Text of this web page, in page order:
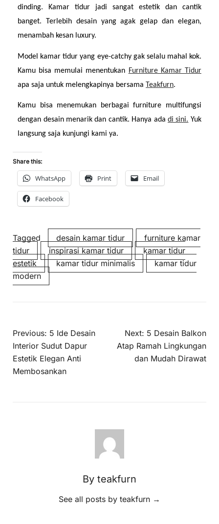
dinding. Kamar tidur jadi sangat estetik dan cantik
banget. Terlebih desain yang agak gelap dan elegan,
menambah kesan luxury.
Model kamar tidur yang eye-catchy gak selalu mahal kok.
Kamu bisa memulai menentukan Furniture Kamar Tidur
apa saja untuk melengkapinya bersama Teakfurn.
Kamu bisa menemukan berbagai furniture multifungsi
dengan desain menarik dan cantik. Hanya ada di sini. Yuk
langsung saja kunjungi kami ya.
Share this:
WhatsApp Print Email
Facebook
Tagged desain kamar tidur
furniture kamar
tidur
inspirasi kamar tidur
kamar tidur
estetik
kamar tidur minimalis
kamar tidur
modern
Previous: 5 Ide Desain
Interior Sudut Dapur
Estetik Elegan Anti
Membosankan
Next: 5 Desain Balkon
Atap Ramah Lingkungan
dan Mudah Dirawat
By teakfurn
See all posts by teakfurn →